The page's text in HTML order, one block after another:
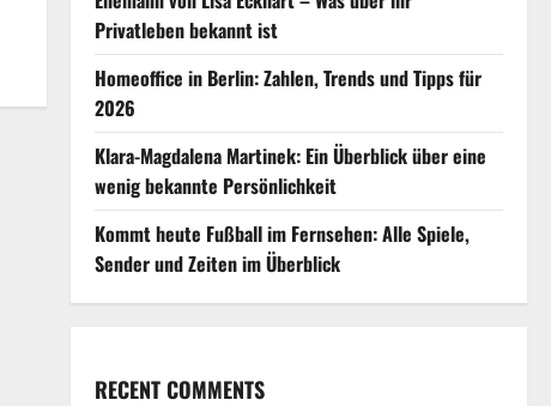
Privatleben bekannt ist
Homeoffice in Berlin: Zahlen, Trends und Tipps für
2026
Klara-Magdalena Martinek: Ein Überblick über eine
wenig bekannte Persönlichkeit
Kommt heute Fußball im Fernsehen: Alle Spiele,
Sender und Zeiten im Überblick
RECENT COMMENTS